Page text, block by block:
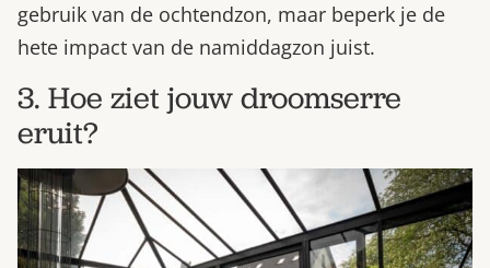
gebruik van de ochtendzon, maar beperk je de
hete impact van de namiddagzon juist.
3. Hoe ziet jouw droomserre
eruit?